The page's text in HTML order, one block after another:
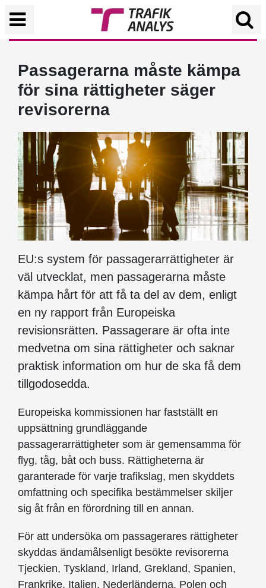
Passagerarna måste kämpa
för sina rättigheter säger
revisorerna
EU:s system för passagerarrättigheter är
väl utvecklat, men passagerarna måste
kämpa hårt för att få ta del av dem, enligt
en ny rapport från Europeiska
revisionsrätten. Passagerare är ofta inte
medvetna om sina rättigheter och saknar
praktisk information om hur de ska få dem
tillgodosedda.
Europeiska kommissionen har fastställt en
uppsättning grundläggande
passagerarrättigheter som är gemensamma för
flyg, tåg, båt och buss. Rättigheterna är
garanterade för varje trafikslag, men skyddets
omfattning och specifika bestämmelser skiljer
sig åt från en förordning till en annan.
För att undersöka om passagerares rättigheter
skyddas ändamålsenligt besökte revisorerna
Tjeckien, Tyskland, Irland, Grekland, Spanien,
Frankrike, Italien, Nederländerna, Polen och